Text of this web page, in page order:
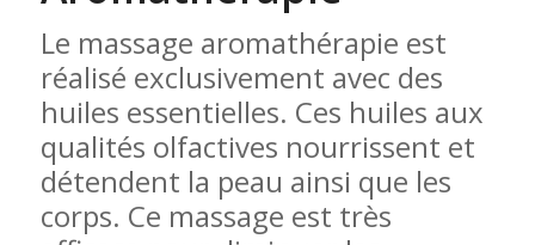
Le massage aromathérapie est
réalisé exclusivement avec des
huiles essentielles. Ces huiles aux
qualités olfactives nourrissent et
détendent la peau ainsi que les
corps. Ce massage est très